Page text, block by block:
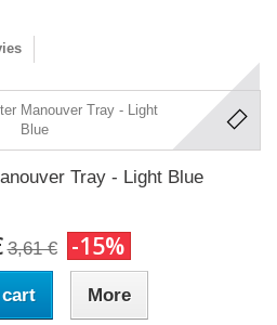
Tray - Light Blue
3,61 € -15%
More